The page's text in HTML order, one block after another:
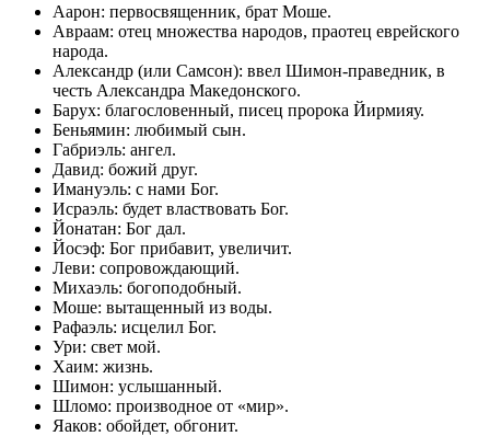
Аарон: первосвященник, брат Моше.
Авраам: отец множества народов, праотец еврейского
народа.
Александр (или Самсон): ввел Шимон-праведник, в
честь Александра Македонского.
Барух: благословенный, писец пророка Йирмияу.
Беньямин: любимый сын.
Габриэль: ангел.
Давид: божий друг.
Имануэль: с нами Бог.
Исраэль: будет властвовать Бог.
Йонатан: Бог дал.
Йосэф: Бог прибавит, увеличит.
Леви: сопровождающий.
Михаэль: богоподобный.
Моше: вытащенный из воды.
Рафаэль: исцелил Бог.
Ури: свет мой.
Хаим: жизнь.
Шимон: услышанный.
Шломо: производное от «мир».
Яаков: обойдет, обгонит.